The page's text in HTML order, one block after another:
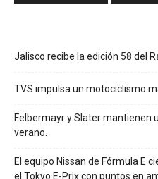
Jalisco recibe la edición 58 del
TVS impulsa un motociclismo
Felbermayr y Slater mantienen
verano.
El equipo Nissan de Fórmula E
el Tokyo E-Prix con puntos en